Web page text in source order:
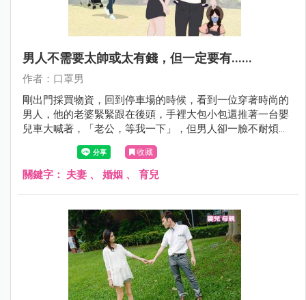
男人不需要太帥或太有錢，但一定要有......
作者：口罩男
剛出門採買物資，回到停車場的時候，看到一位穿著時尚的
男人，他的老婆緊緊跟在後頭，手裡大包小包還推著一台嬰
兒車大喊著，「老公，等我一下」，但男人卻一臉不耐煩
的，「妳可以快一點嗎？」
收藏
關鍵字： 夫妻 、 婚姻 、 育兒